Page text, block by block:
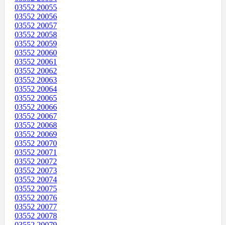
03552 20055
03552 20056
03552 20057
03552 20058
03552 20059
03552 20060
03552 20061
03552 20062
03552 20063
03552 20064
03552 20065
03552 20066
03552 20067
03552 20068
03552 20069
03552 20070
03552 20071
03552 20072
03552 20073
03552 20074
03552 20075
03552 20076
03552 20077
03552 20078